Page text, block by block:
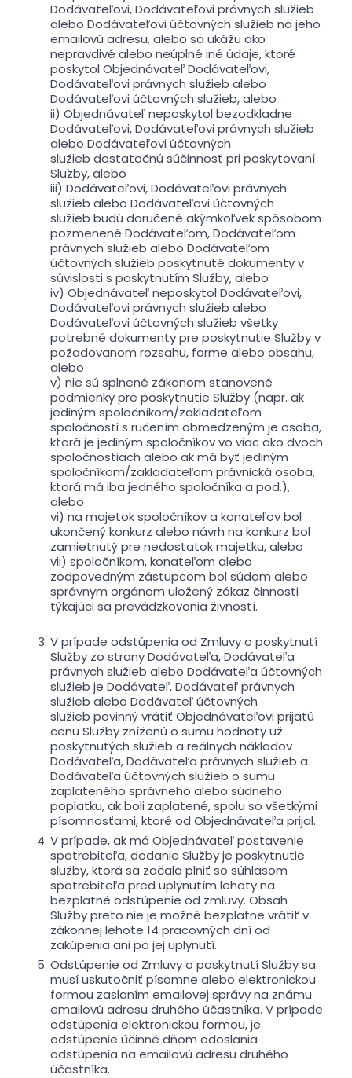
Dodávateľovi, Dodávateľovi právnych služieb
alebo Dodávateľovi účtovných služieb na jeho
emailovú adresu, alebo sa ukážu ako
nepravdivé alebo neúplné iné údaje, ktoré
poskytol Objednávateľ Dodávateľovi,
Dodávateľovi právnych služieb alebo
Dodávateľovi účtovných služieb, alebo
ii) Objednávateľ neposkytol bezodkladne
Dodávateľovi, Dodávateľovi právnych služieb
alebo Dodávateľovi účtovných
služieb dostatočnú súčinnosť pri poskytovaní
Služby, alebo
iii) Dodávateľovi, Dodávateľovi právnych
služieb alebo Dodávateľovi účtovných
služieb budú doručené akýmkoľvek spôsobom
pozmenené Dodávateľom, Dodávateľom
právnych služieb alebo Dodávateľom
účtovných služieb poskytnuté dokumenty v
súvislosti s poskytnutím Služby, alebo
iv) Objednávateľ neposkytol Dodávateľovi,
Dodávateľovi právnych služieb alebo
Dodávateľovi účtovných služieb všetky
potrebné dokumenty pre poskytnutie Služby v
požadovanom rozsahu, forme alebo obsahu,
alebo
v) nie sú splnené zákonom stanovené
podmienky pre poskytnutie Služby (napr. ak
jediným spoločníkom/zakladateľom
spoločnosti s ručením obmedzeným je osoba,
ktorá je jediným spoločníkov vo viac ako dvoch
spoločnostiach alebo ak má byť jediným
spoločníkom/zakladateľom právnická osoba,
ktorá má iba jedného spoločníka a pod.),
alebo
vi) na majetok spoločníkov a konateľov bol
ukončený konkurz alebo návrh na konkurz bol
zamietnutý pre nedostatok majetku, alebo
vii) spoločníkom, konateľom alebo
zodpovedným zástupcom bol súdom alebo
správnym orgánom uložený zákaz činnosti
týkajúci sa prevádzkovania živností.
V prípade odstúpenia od Zmluvy o poskytnutí
Služby zo strany Dodávateľa, Dodávateľa
právnych služieb alebo Dodávateľa účtovných
služieb je Dodávateľ, Dodávateľ právnych
služieb alebo Dodávateľ účtovných
služieb povinný vrátiť Objednávateľovi prijatú
cenu Služby zníženú o sumu hodnoty už
poskytnutých služieb a reálnych nákladov
Dodávateľa, Dodávateľa právnych služieb a
Dodávateľa účtovných služieb o sumu
zaplateného správneho alebo súdneho
poplatku, ak boli zaplatené, spolu so všetkými
písomnosťami, ktoré od Objednávateľa prijal.
V prípade, ak má Objednávateľ postavenie
spotrebiteľa, dodanie Služby je poskytnutie
služby, ktorá sa začala plniť so súhlasom
spotrebiteľa pred uplynutím lehoty na
bezplatné odstúpenie od zmluvy. Obsah
Služby preto nie je možné bezplatne vrátiť v
zákonnej lehote 14 pracovných dní od
zakúpenia ani po jej uplynutí.
Odstúpenie od Zmluvy o poskytnutí Služby sa
musí uskutočniť písomne alebo elektronickou
formou zaslaním emailovej správy na známu
emailovú adresu druhého účastníka. V prípade
odstúpenia elektronickou formou, je
odstúpenie účinné dňom odoslania
odstúpenia na emailovú adresu druhého
účastníka.